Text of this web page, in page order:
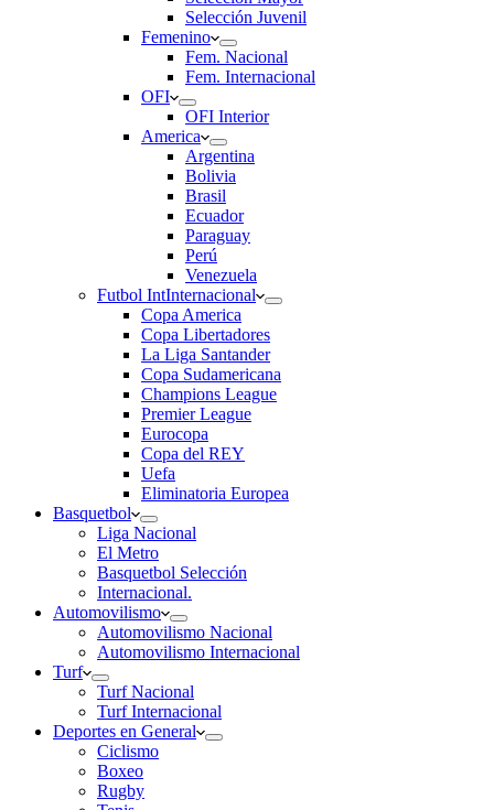
Selección Juvenil
Femenino
Fem. Nacional
Fem. Internacional
OFI
OFI Interior
America
Argentina
Bolivia
Brasil
Ecuador
Paraguay
Perú
Venezuela
Futbol IntInternacional
Copa America
Copa Libertadores
La Liga Santander
Copa Sudamericana
Champions League
Premier League
Eurocopa
Copa del REY
Uefa
Eliminatoria Europea
Basquetbol
Liga Nacional
El Metro
Basquetbol Selección
Internacional.
Automovilismo
Automovilismo Nacional
Automovilismo Internacional
Turf
Turf Nacional
Turf Internacional
Deportes en General
Ciclismo
Boxeo
Rugby